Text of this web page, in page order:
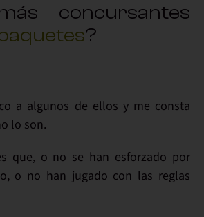
concursantes
?
a algunos de ellos y me consta
lo son.
que, o no se han esforzado por
o no han jugado con las reglas